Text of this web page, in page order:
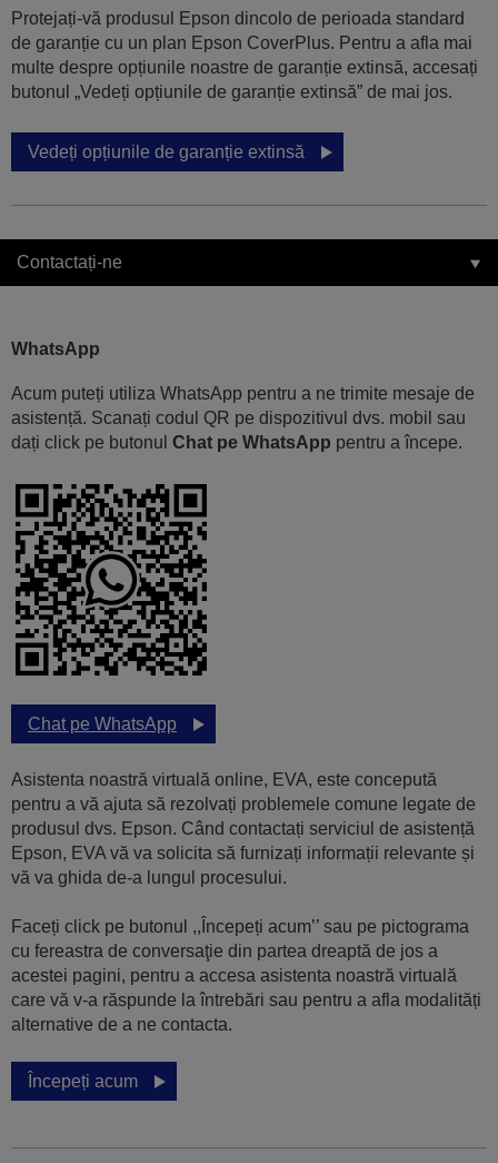
Protejați-vă produsul Epson dincolo de perioada standard
de garanție cu un plan Epson CoverPlus. Pentru a afla mai
multe despre opțiunile noastre de garanție extinsă, accesați
butonul „Vedeți opțiunile de garanție extinsă” de mai jos.
Vedeți opțiunile de garanție extinsă
Contactați-ne
WhatsApp
Acum puteți utiliza WhatsApp pentru a ne trimite mesaje de
asistență. Scanați codul QR pe dispozitivul dvs. mobil sau
dați click pe butonul Chat pe WhatsApp pentru a începe.
Chat pe WhatsApp
Asistenta noastră virtuală online, EVA, este concepută
pentru a vă ajuta să rezolvați problemele comune legate de
produsul dvs. Epson. Când contactați serviciul de asistență
Epson, EVA vă va solicita să furnizați informații relevante și
vă va ghida de-a lungul procesului.
Faceți click pe butonul ,,Începeți acum’’ sau pe pictograma
cu fereastra de conversaţie din partea dreaptă de jos a
acestei pagini, pentru a accesa asistenta noastră virtuală
care vă v-a răspunde la întrebări sau pentru a afla modalități
alternative de a ne contacta.
Începeți acum